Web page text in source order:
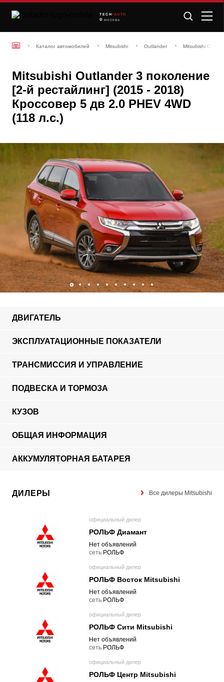
TECH /AUTO
МОСКВА
Каталог автомобилей Mitsubishi Outlander Mitsubishi
Mitsubishi Outlander 3 поколение
[2-й рестайлинг] (2015 - 2018)
Кроссовер 5 дв 2.0 PHEV 4WD
(118 л.с.)
ДВИГАТЕЛЬ
ЭКСПЛУАТАЦИОННЫЕ ПОКАЗАТЕЛИ
ТРАНСМИССИЯ И УПРАВЛЕНИЕ
ПОДВЕСКА И ТОРМОЗА
КУЗОВ
ОБЩАЯ ИНФОРМАЦИЯ
АККУМУЛЯТОРНАЯ БАТАРЕЯ
ДИЛЕРЫ Все дилеры Mitsubishi
официальный дилер
РОЛЬФ Диамант
Нет объявлений
cеть РОЛЬФ
официальный дилер
РОЛЬФ Восток Mitsubishi
Нет объявлений
cеть РОЛЬФ
официальный дилер
РОЛЬФ Сити Mitsubishi
Нет объявлений
cеть РОЛЬФ
официальный дилер
РОЛЬФ Центр Mitsubishi